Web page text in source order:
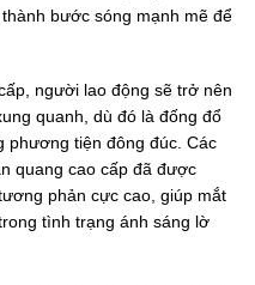
bước sóng mạnh mẽ để
người lao động sẽ trở nên
quanh, dù đó là đống đổ
phương tiện đông đúc. Các
quang cao cấp đã được
phản cực cao, giúp mắt
tình trạng ánh sáng lờ